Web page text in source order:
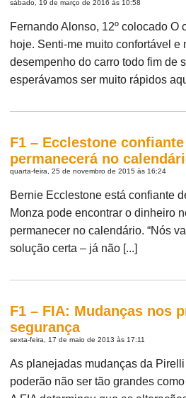
sábado, 19 de março de 2016 às 10:58
Fernando Alonso, 12º colocado O
hoje. Senti-me muito confortável e
desempenho do carro todo fim de
esperávamos ser muito rápidos
F1 – Ecclestone
permanecerá no
quarta-feira, 25 de novembro de 2015 às 16:24
Bernie Ecclestone está confiante
Monza pode encontrar o dinheiro
permanecer no calendário. “Nós
solução certa – já não [...]
F1 – FIA: Mudanças nos
segurança
sexta-feira, 17 de maio de 2013 às 17:11
As planejadas mudanças da
poderão não ser tão grandes